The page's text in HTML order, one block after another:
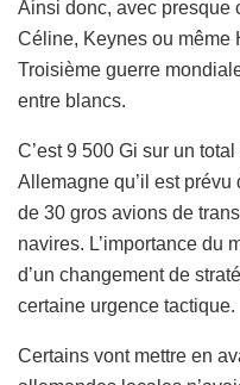
Ainsi donc, avec presque
Céline, Keynes ou même
Troisième guerre
entre blancs.
C’est 9 500 Gi sur un
Allemagne qu’il est
de 30 gros avions de
navires. L’importance du
d’un changement de
certaine urgence tactique.
Certains vont mettre en